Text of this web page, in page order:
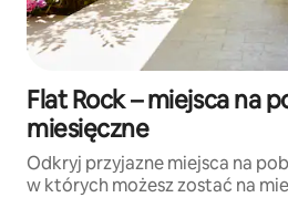
Flat Rock – miejsca na
miesięczne
Odkryj przyjazne miejsca na
w których możesz zostać na